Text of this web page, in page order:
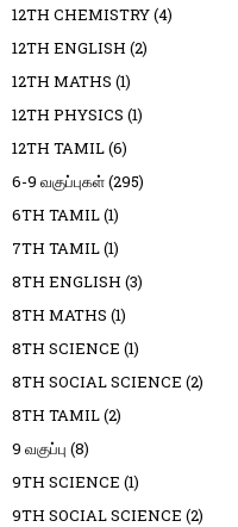
12TH CHEMISTRY(4)
12TH ENGLISH (2)
12TH MATHS (1)
12TH PHYSICS (1)
12TH TAMIL(6)
6-9 வகுப்புகள்(295)
6TH TAMIL(1)
7TH TAMIL(1)
8TH ENGLISH (3)
8TH MATHS (1)
8TH SCIENCE (1)
8TH SOCIAL SCIENCE (2)
8TH TAMIL(2)
9 வகுப்பு (8)
9TH SCIENCE (1)
9TH SOCIAL SCIENCE (2)